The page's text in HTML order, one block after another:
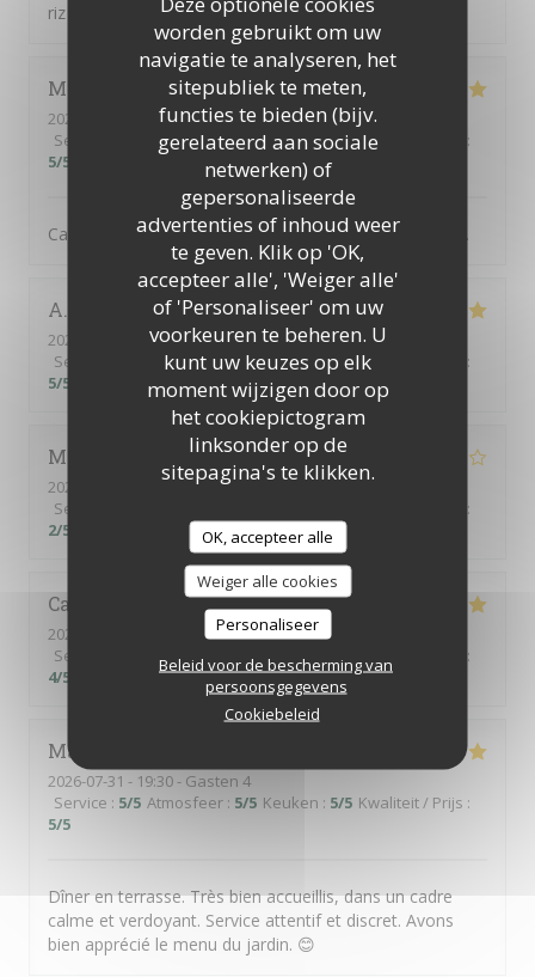
worden gebruikt om uw
navigatie te analyseren, het
sitepubliek te meten,
functies te bieden (bijv.
gerelateerd aan sociale
netwerken) of
gepersonaliseerde
advertenties of inhoud weer
te geven. Klik op 'OK,
accepteer alle', 'Weiger alle'
of 'Personaliseer' om uw
voorkeuren te beheren. U
kunt uw keuzes op elk
moment wijzigen door op
het cookiepictogram
linksonder op de
sitepagina's te klikken.
OK, accepteer alle
Weiger alle cookies
Personaliseer
Beleid voor de bescherming van
persoonsgegevens
Cookiebeleid
riz de veau était parfait en terme de dosage du poivre.
Martine
2026-08-06
- 19:30 - Gasten 3
Service
Atmosfeer: 5/5 Keuken:5/5 Kwaliteit / Prijs
:
5/5
Cadre idyllique, ambiance sympathique. Mets délicieux.
A
2026-08-02
- 13:00 - Gasten 6
Service
Atmosfeer:5 /5 Keuken: 5 /5 Kwaliteit / Prijs
:
5/5
Monica
2026-08-02
- 12:30 - Gasten 4
Service
:
2/5
Catherine
2026-07-30
- 12:30 - Gasten 4
Service
Atmosfeer /5 Keuken /5
:
4/5
Martine
2026-07-31 - 19:30 - Gasten 4
Service : 5/5 Atmosfeer : 5/5 Keuken : 5/5 Kwaliteit / Prijs :
5/5
Dîner en terrasse. Très bien accueillis, dans un cadre
calme et verdoyant. Service attentif et discret. Avons
bien apprécié le menu du jardin. 😊